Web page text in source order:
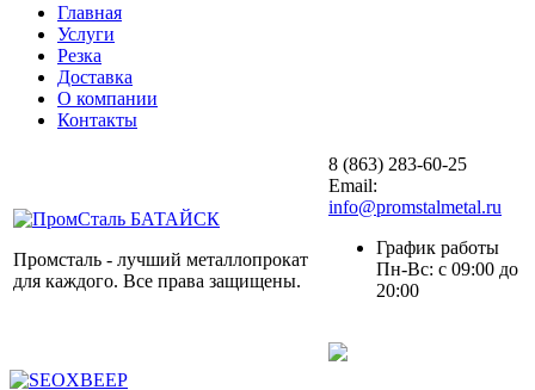
Главная
Услуги
Резка
Доставка
О компании
Контакты
Промсталь - лучший металлопрокат
для каждого. Все права защищены.
8 (863) 283-60-25
Email:
info@promstalmetal.ru
График работы
Пн-Вс: с 09:00 до
20:00